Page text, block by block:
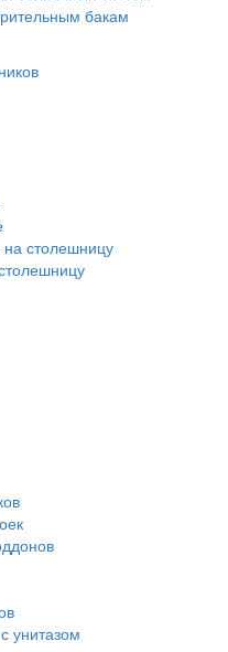
бакам
столешницу
унитазом